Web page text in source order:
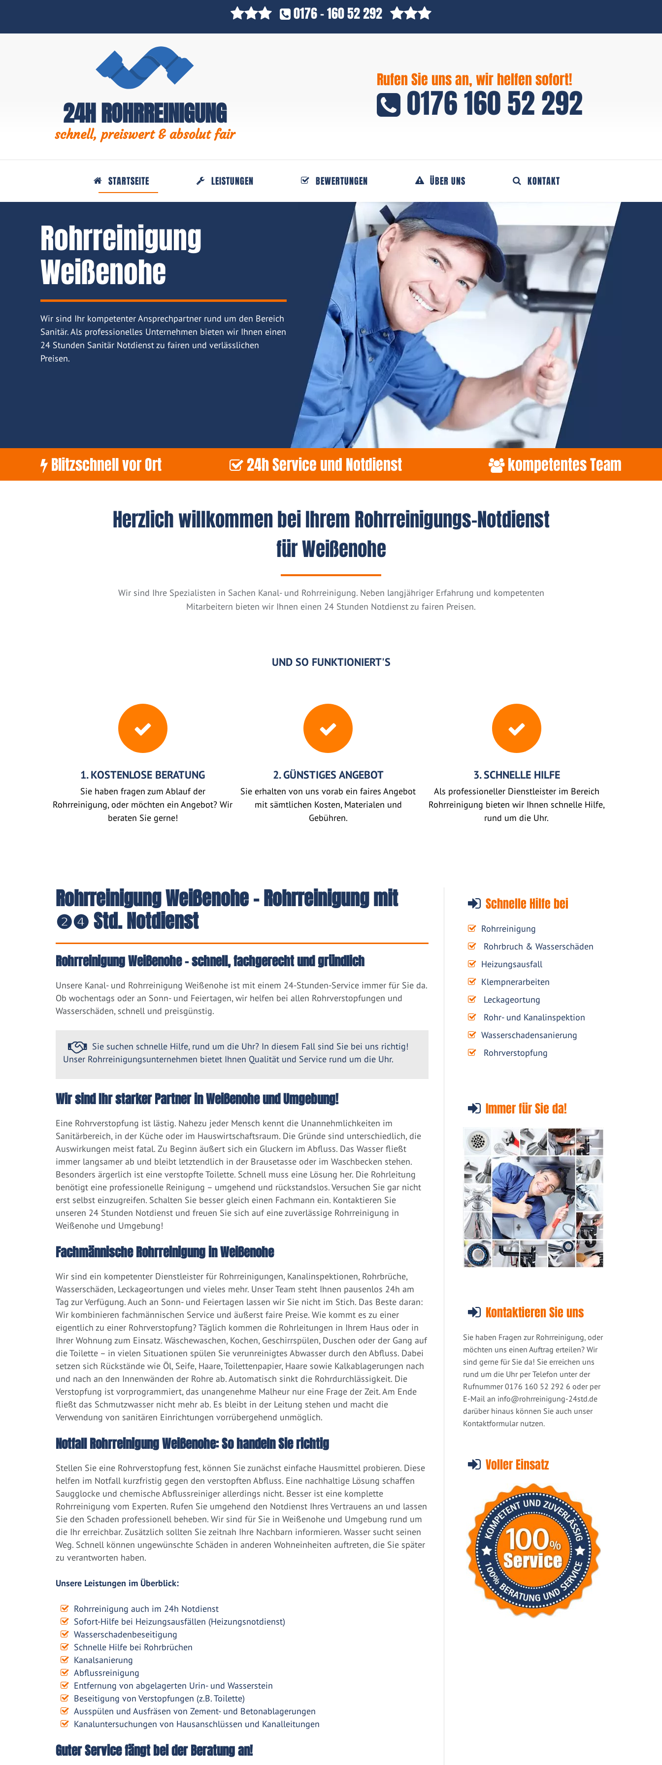
0176 - 160 52 292
Rufen Sie uns an, wir helfen sofort!
0176 160 52 292
24H ROHRREINIGUNG
schnell, preiswert & absolut fair
STARTSEITE LEISTUNGEN BEWERTUNGEN ÜBER UNS KONTAKT
Rohrreinigung
Weißenohe
Wir sind Ihr kompetenter Ansprechpartner rund um den Bereich
Sanitär. Als professionelles Unternehmen bieten wir Ihnen einen
24 Stunden Sanitär Notdienst zu fairen und verlässlichen
Preisen.
Blitzschnell vor Ort 24h Service und Notdienst kompetentes Team
Herzlich willkommen bei Ihrem Rohrreinigungs-Notdienst
für Weißenohe
Wir sind Ihre Spezialisten in Sachen Kanal- und Rohrreinigung. Neben langjähriger Erfahrung und kompetenten
Mitarbeitern bieten wir Ihnen einen 24 Stunden Notdienst zu fairen Preisen.
UND SO FUNKTIONIERT'S
1. KOSTENLOSE BERATUNG
Sie haben fragen zum Ablauf der
Rohrreinigung, oder möchten ein Angebot? Wir
beraten Sie gerne!
2. GÜNSTIGES ANGEBOT
Sie erhalten von uns vorab ein faires Angebot
mit sämtlichen Kosten, Materialen und
Gebühren.
3. SCHNELLE HILFE
Als professioneller Dienstleister im Bereich
Rohrreinigung bieten wir Ihnen schnelle Hilfe,
rund um die Uhr.
Schnelle Hilfe bei
Rohrreinigung
Rohrbruch & Wasserschäden
Heizungsausfall
Klempnerarbeiten
Leckageortung
Rohr- und Kanalinspektion
Wasserschadensanierung
Rohrverstopfung
Immer für Sie da!
Kontaktieren Sie uns
Sie haben Fragen zur Rohrreinigung, oder
möchten uns einen Auftrag erteilen? Wir
sind gerne für Sie da! Sie erreichen uns
rund um die Uhr per Telefon unter der
Rufnummer 0176 160 52 292 6 oder per
E-Mail an info@rohrreinigung-24std.de
darüber hinaus können Sie auch unser
Kontaktformular nutzen.
Rohrreinigung Weißenohe - Rohrreinigung mit
❷❹ Std. Notdienst
Rohrreinigung Weißenohe – schnell, fachgerecht und gründlich
Unsere Kanal- und Rohrreinigung Weißenohe ist mit einem 24-Stunden-Service immer für Sie da.
Ob wochentags oder an Sonn- und Feiertagen, wir helfen bei allen Rohrverstopfungen und
Wasserschäden, schnell und preisgünstig.
Sie suchen schnelle Hilfe, rund um die Uhr? In diesem Fall sind Sie bei uns richtig!
Unser Rohrreinigungsunternehmen bietet Ihnen Qualität und Service rund um die Uhr.
Wir sind Ihr starker Partner in Weißenohe und Umgebung!
Eine Rohrverstopfung ist lästig. Nahezu jeder Mensch kennt die Unannehmlichkeiten im
Sanitärbereich, in der Küche oder im Hauswirtschaftsraum. Die Gründe sind unterschiedlich, die
Auswirkungen meist fatal. Zu Beginn äußert sich ein Gluckern im Abfluss. Das Wasser fließt
immer langsamer ab und bleibt letztendlich in der Brausetasse oder im Waschbecken stehen.
Besonders ärgerlich ist eine verstopfte Toilette. Schnell muss eine Lösung her. Die Rohrleitung
benötigt eine professionelle Reinigung – umgehend und rückstandslos. Versuchen Sie gar nicht
erst selbst einzugreifen. Schalten Sie besser gleich einen Fachmann ein. Kontaktieren Sie
unseren 24 Stunden Notdienst und freuen Sie sich auf eine zuverlässige Rohrreinigung in
Weißenohe und Umgebung!
Fachmännische Rohrreinigung in Weißenohe
Wir sind ein kompetenter Dienstleister für Rohrreinigungen, Kanalinspektionen, Rohrbrüche,
Wasserschäden, Leckageortungen und vieles mehr. Unser Team steht Ihnen pausenlos 24h am
Tag zur Verfügung. Auch an Sonn- und Feiertagen lassen wir Sie nicht im Stich. Das Beste daran:
Wir kombinieren fachmännischen Service und äußerst faire Preise. Wie kommt es zu einer
eigentlich zu einer Rohrverstopfung? Täglich kommen die Rohrleitungen in Ihrem Haus oder in
Ihrer Wohnung zum Einsatz. Wäschewaschen, Kochen, Geschirrspülen, Duschen oder der Gang auf
die Toilette – in vielen Situationen spülen Sie verunreinigtes Abwasser durch den Abfluss. Dabei
setzen sich Rückstände wie Öl, Seife, Haare, Toilettenpapier, Haare sowie Kalkablagerungen nach
und nach an den Innenwänden der Rohre ab. Automatisch sinkt die Rohrdurchlässigkeit. Die
Verstopfung ist vorprogrammiert, das unangenehme Malheur nur eine Frage der Zeit. Am Ende
fließt das Schmutzwasser nicht mehr ab. Es bleibt in der Leitung stehen und macht die
Verwendung von sanitären Einrichtungen vorrübergehend unmöglich.
Notfall Rohrreinigung Weißenohe: So handeln Sie richtig
Stellen Sie eine Rohrverstopfung fest, können Sie zunächst einfache Hausmittel probieren. Diese
helfen im Notfall kurzfristig gegen den verstopften Abfluss. Eine nachhaltige Lösung schaffen
Saugglocke und chemische Abflussreiniger allerdings nicht. Besser ist eine komplette
Rohrreinigung vom Experten. Rufen Sie umgehend den Notdienst Ihres Vertrauens an und lassen
Sie den Schaden professionell beheben. Wir sind für Sie in Weißenohe und Umgebung rund um
die Ihr erreichbar. Zusätzlich sollten Sie zeitnah Ihre Nachbarn informieren. Wasser sucht seinen
Weg. Schnell können ungewünschte Schäden in anderen Wohneinheiten auftreten, die Sie später
zu verantworten haben.
Unsere Leistungen im Überblick:
Rohrreinigung auch im 24h Notdienst
Sofort-Hilfe bei Heizungsausfällen (Heizungsnotdienst)
Wasserschadenbeseitigung
Schnelle Hilfe bei Rohrbrüchen
Kanalsanierung
Abflussreinigung
Entfernung von abgelagerten Urin- und Wasserstein
Beseitigung von Verstopfungen (z.B. Toilette)
Ausspülen und Ausfräsen von Zement- und Betonablagerungen
Kanaluntersuchungen von Hausanschlüssen und Kanalleitungen
Guter Service fängt bei der Beratung an!
Voller Einsatz